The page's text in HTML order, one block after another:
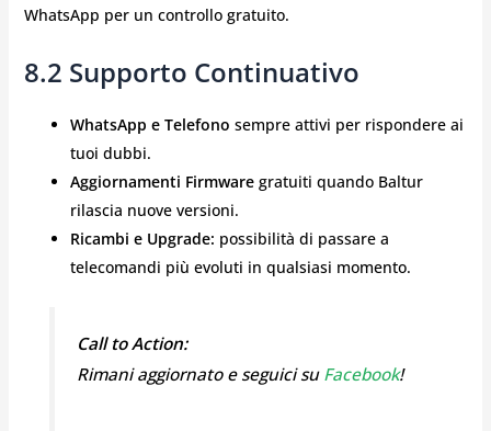
WhatsApp per un controllo gratuito.
8.2 Supporto Continuativo
WhatsApp e Telefono sempre attivi per rispondere ai
tuoi dubbi.
Aggiornamenti Firmwaregratuiti quando Baltur
rilascia nuove versioni.
Ricambi e Upgrade: possibilità di passare a
telecomandi più evoluti in qualsiasi momento.
Call to Action:
Rimani aggiornato e seguici suFacebook!